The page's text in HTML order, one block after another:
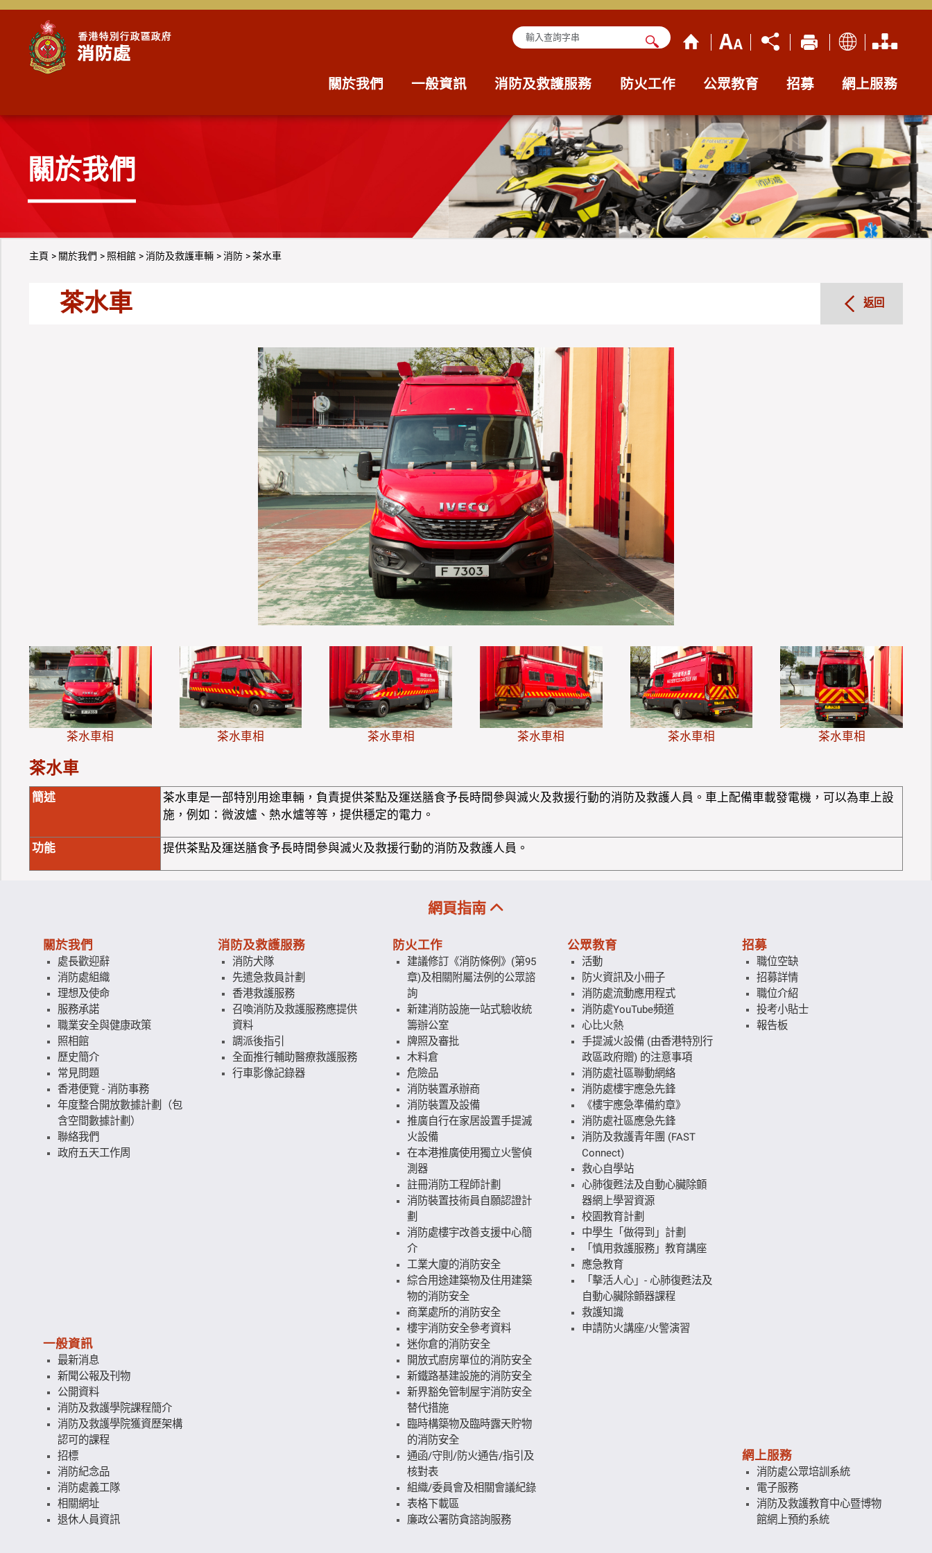
查詢字串
關於我們 一般資訊 消防及救護服務 防火工作 公眾教育 招募 網上服務
關於我們
主頁 關於我們 照相館 消防及救護車輛 消防 茶水車
茶水車 返回
茶水車相 茶水車相 茶水車相 茶水車相 茶水車相 茶水車相
茶水車
簡述
茶水車是一部特別用途車輛，負責提供茶點及運送膳食予長時間參與滅火及救援行動的消防及救護人員。車上配備車載發電機，可以為車上設
施，例如：微波爐、熱水爐等等，提供穩定的電力。
功能 提供茶點及運送膳食予長時間參與滅火及救援行動的消防及救護人員。
網頁指南
關於我們
處長歡迎辭
消防處組織
理想及使命
服務承諾
職業安全與健康政策
照相館
歷史簡介
常見問題
香港便覽 - 消防事務
年度整合開放數據計劃（包
含空間數據計劃）
聯絡我們
政府五天工作周
一般資訊
最新消息
新聞公報及刊物
公開資料
消防及救護學院課程簡介
消防及救護學院獲資歷架構
認可的課程
招標
消防紀念品
消防處義工隊
相關網址
退休人員資訊
消防及救護服務
消防犬隊
先遣急救員計劃
香港救護服務
召喚消防及救護服務應提供
資料
調派後指引
全面推行輔助醫療救護服務
行車影像記錄器
防火工作
建議修訂《消防條例》(第95
章)及相關附屬法例的公眾諮
詢
新建消防設施一站式驗收統
籌辦公室
牌照及審批
木料倉
危險品
消防裝置承辦商
消防裝置及設備
推廣自行在家居設置手提滅
火設備
在本港推廣使用獨立火警偵
測器
註冊消防工程師計劃
消防裝置技術員自願認證計
劃
消防處樓宇改善支援中心簡
介
工業大廈的消防安全
綜合用途建築物及住用建築
物的消防安全
商業處所的消防安全
樓宇消防安全參考資料
迷你倉的消防安全
開放式廚房單位的消防安全
新鐵路基建設施的消防安全
新界豁免管制屋宇消防安全
替代措施
臨時構築物及臨時露天貯物
的消防安全
通函/守則/防火通告/指引及
核對表
組織/委員會及相關會議紀錄
表格下載區
廉政公署防貪諮詢服務
公眾教育
活動
防火資訊及小冊子
消防處流動應用程式
消防處YouTube頻道
心比火熱
手提滅火設備 (由香港特別行
政區政府贈) 的注意事項
消防處社區聯動網絡
消防處樓宇應急先鋒
《樓宇應急準備約章》
消防處社區應急先鋒
消防及救護青年團 (FAST
Connect)
救心自學站
心肺復甦法及自動心臟除顫
器網上學習資源
校園教育計劃
中學生「做得到」計劃
「慎用救護服務」教育講座
應急教育
「擊活人心」- 心肺復甦法及
自動心臟除顫器課程
救護知識
申請防火講座/火警演習
招募
職位空缺
招募詳情
職位介紹
投考小貼士
報告板
網上服務
消防處公眾培訓系統
電子服務
消防及救護教育中心暨博物
館網上預約系統